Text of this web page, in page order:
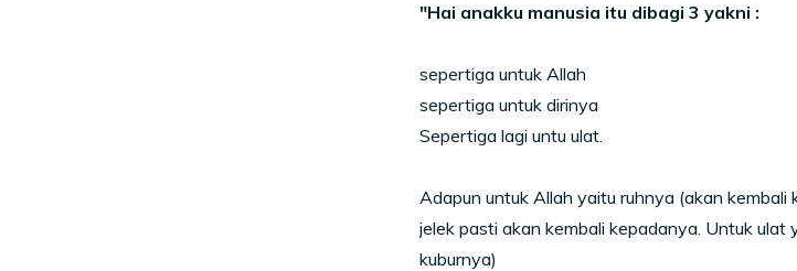
"Hai anakku manusia itu dibagi 3 yakni :
sepertiga untuk Allah
sepertiga untuk dirinya
Sepertiga lagi untu ulat.
Adapun untuk Allah yaitu ruhnya (akan
jelek pasti akan kembali kepadanya. Untuk ulat
kuburnya)